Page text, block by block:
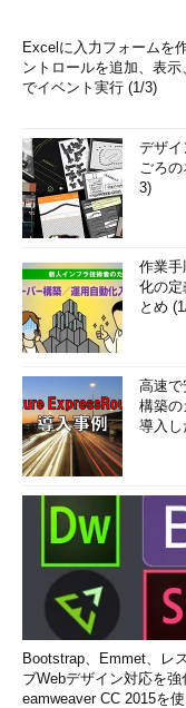
Excelに入力フォームを
ントロールを追加、表示
でイベント実行 (1/3)
デザイ
ごろ
3)
作業
化の定
とめ
高速で
構築
導入し
Bootstrap、Emmet、レ
ブWebデザイン対応を強
eamweaver CC 2015を